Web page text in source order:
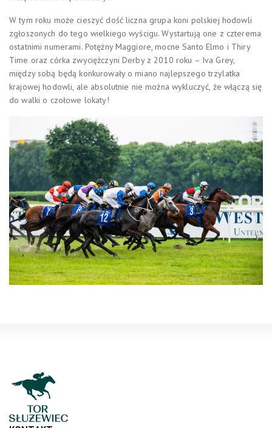
W tym roku może cieszyć dość liczna grupa koni polskiej hodowli
zgłoszonych do tego wielkiego wyścigu. Wystartują one z czterema
ostatnimi numerami. Potężny Maggiore, mocne Santo Elmo i Thiry
Time oraz córka zwyciężczyni Derby z 2010 roku – Iva Grey,
między sobą będą konkurowały o miano najlepszego trzylatka
krajowej hodowli, ale absolutnie nie można wykluczyć, że włączą się
do walki o czołowe lokaty!